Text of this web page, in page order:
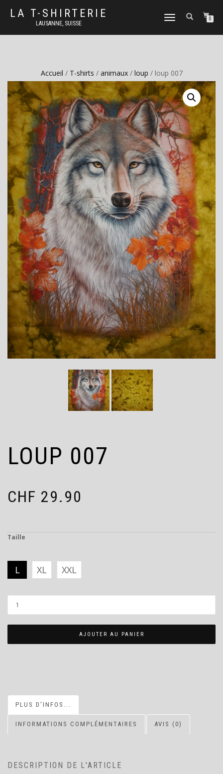
LA T-SHIRTERIE
LAUSANNE, SUISSE
DÉPLIER
NAVIGATION
0
Accueil / T-shirts / animaux/ loup / loup 007
LOUP 007
CHF 29.90
Taille
L XL XXL
AJOUTER AU PANIER
PLUS D'INFOS...
INFORMATIONS COMPLÉMENTAIRES AVIS (0)
DESCRIPTION DE L'ARTICLE